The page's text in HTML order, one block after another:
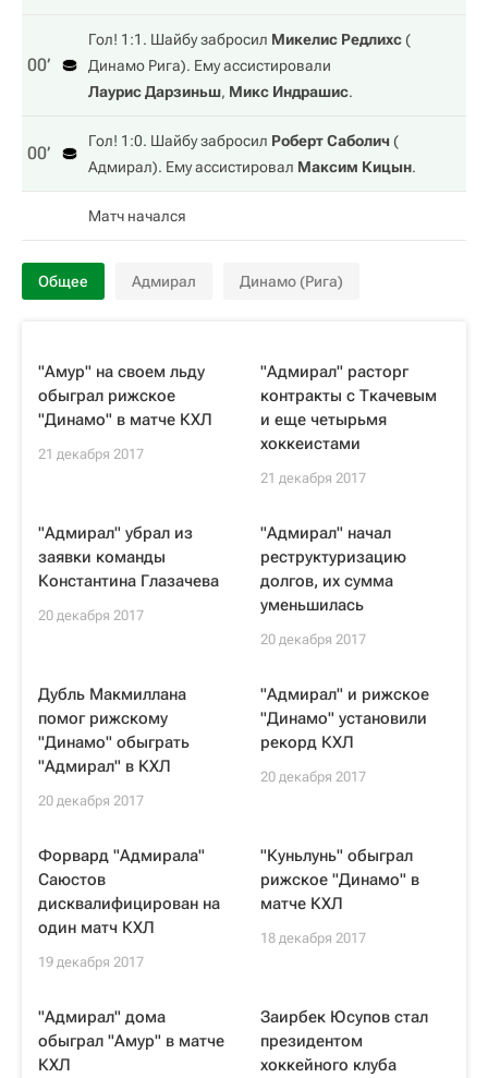
00‎’‎
Гол! 1:1. Шайбу забросил Микелис Редлихс(
Динамо Рига). Ему ассистировали
Лаурис Дарзиньш, Микс Индрашис.
00‎’‎
Гол! 1:0. Шайбу забросил Роберт Саболич(
Адмирал). Ему ассистировал Максим Кицын.
Матч начался
Общее Адмирал Динамо (Рига)
"Амур" на своем льду
обыграл рижское
"Динамо" в матче КХЛ
21 декабря 2017
"Адмирал" расторг
контракты с Ткачевым
и еще четырьмя
хоккеистами
21 декабря 2017
"Адмирал" убрал из
заявки команды
Константина Глазачева
20 декабря 2017
"Адмирал" начал
реструктуризацию
долгов, их сумма
уменьшилась
20 декабря 2017
Дубль Макмиллана
помог рижскому
"Динамо" обыграть
"Адмирал" в КХЛ
20 декабря 2017
"Адмирал" и рижское
"Динамо" установили
рекорд КХЛ
20 декабря 2017
Форвард "Адмирала"
Саюстов
дисквалифицирован на
один матч КХЛ
19 декабря 2017
"Куньлунь" обыграл
рижское "Динамо" в
матче КХЛ
18 декабря 2017
"Адмирал" дома
обыграл "Амур" в матче
КХЛ
Заирбек Юсупов стал
президентом
хоккейного клуба